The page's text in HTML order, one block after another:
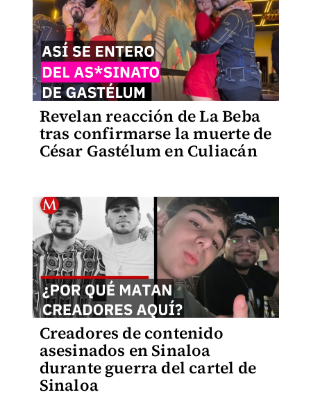
Revelan reacción de La Beba
tras confirmarse la muerte de
César Gastélum en Culiacán
Creadores de contenido
asesinados en Sinaloa
durante guerra del cartel de
Sinaloa